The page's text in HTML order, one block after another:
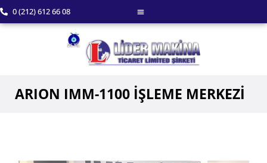
0 (212) 612 66 08
ARION IMM-1100 İŞLEME MERKEZİ